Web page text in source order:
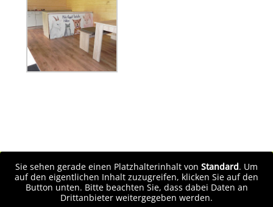
Sie sehen gerade einen Platzhalterinhalt von Standard. Um
auf den eigentlichen Inhalt zuzugreifen, klicken Sie auf den
Button unten. Bitte beachten Sie, dass dabei Daten an
Drittanbieter weitergegeben werden.